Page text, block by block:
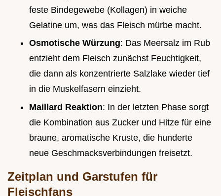
feste Bindegewebe (Kollagen) in weiche
Gelatine um, was das Fleisch mürbe macht.
Osmotische Würzung: Das Meersalz im Rub
entzieht dem Fleisch zunächst Feuchtigkeit,
die dann als konzentrierte Salzlake wieder tief
in die Muskelfasern einzieht.
Maillard Reaktion: In der letzten Phase sorgt
die Kombination aus Zucker und Hitze für eine
braune, aromatische Kruste, die hunderte
neue Geschmacksverbindungen freisetzt.
Zeitplan und Garstufen für
Fleischfans